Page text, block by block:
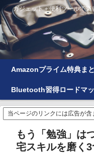
ガジェット＋便利ツールで
Amazonプライム特典ま
Bluetooth習得ロードマ
当ページのリンクには広告が含
もう「勉強」は
宅スキルを磨く